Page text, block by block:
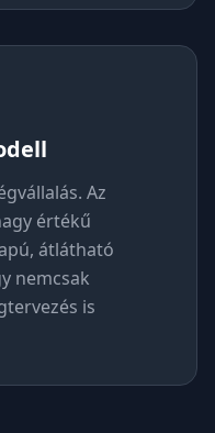
Az
értékű
átlátható
nemcsak
is